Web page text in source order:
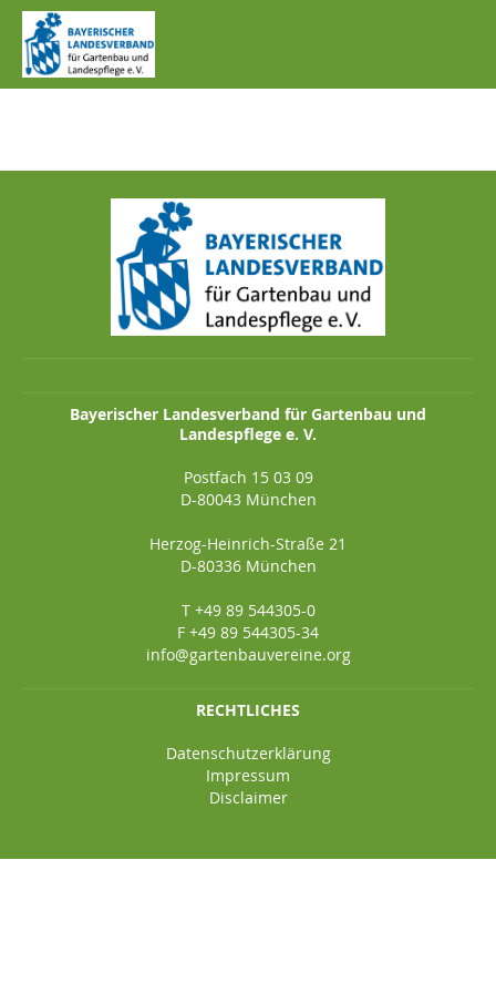
IMG_0417.JPG
Bayerischer Landesverband für Gartenbau und
Landespflege e. V.
Postfach 15 03 09
D-80043 München
Herzog-Heinrich-Straße 21
D-80336 München
T +49 89 544305-0
F +49 89 544305-34
info@gartenbauvereine.org
RECHTLICHES
Datenschutzerklärung
Impressum
Disclaimer